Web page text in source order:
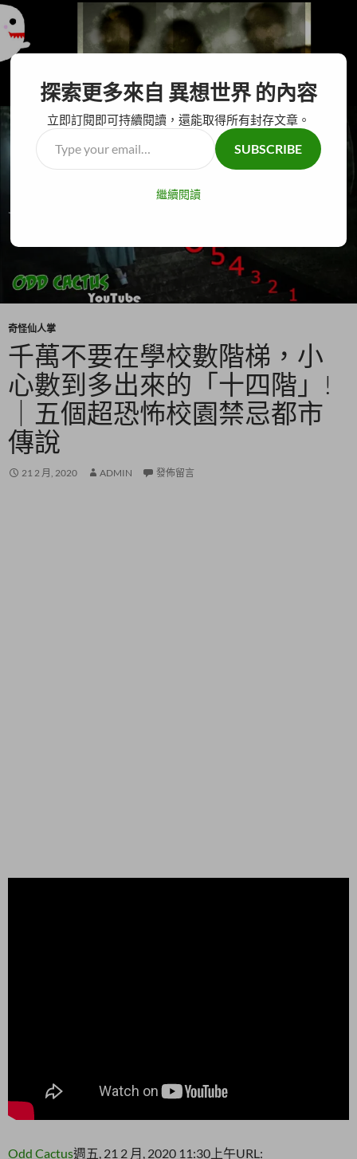
異想世界
至
主
奇怪仙人掌
千萬不要在學校數階梯，小
心數到多出來的「十四階」!
｜五個超恐怖校園禁忌都市
傳說
21 2 月, 2020 ADMIN 發佈留言
Odd Cactus週五, 21 2 月, 2020 11:30上午URL:
探索更多來自 異想世界 的內容
立即訂閱即可持續閱讀，還能取得所有封存文章。
Type
your
SUBSCRIBE
繼續閱讀